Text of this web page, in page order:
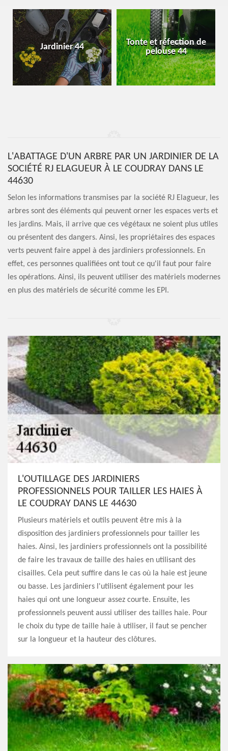
Jardinier 44
Tonte et réfection de
pelouse 44
L'ABATTAGE D'UN ARBRE PAR UN JARDINIER DE LA
SOCIÉTÉ RJ ELAGUEUR À LE COUDRAY DANS LE
44630
Selon les informations transmises par la société RJ Elagueur, les
arbres sont des éléments qui peuvent orner les espaces verts et
les jardins. Mais, il arrive que ces végétaux ne soient plus utiles
ou présentent des dangers. Ainsi, les propriétaires des espaces
verts peuvent faire appel à des jardiniers professionnels. En
effet, ces personnes qualifiées ont tout ce qu'il faut pour faire
les opérations. Ainsi, ils peuvent utiliser des matériels modernes
en plus des matériels de sécurité comme les EPI.
L'OUTILLAGE DES JARDINIERS
PROFESSIONNELS POUR TAILLER LES HAIES À
LE COUDRAY DANS LE 44630
Plusieurs matériels et outils peuvent être mis à la
disposition des jardiniers professionnels pour tailler les
haies. Ainsi, les jardiniers professionnels ont la possibilité
de faire les travaux de taille des haies en utilisant des
cisailles. Cela peut suffire dans le cas où la haie est jeune
ou basse. Les jardiniers l'utilisent également pour les
haies qui ont une longueur assez courte. Ensuite, les
professionnels peuvent aussi utiliser des tailles haie. Pour
le choix du type de taille haie à utiliser, il faut se pencher
sur la longueur et la hauteur des clôtures.